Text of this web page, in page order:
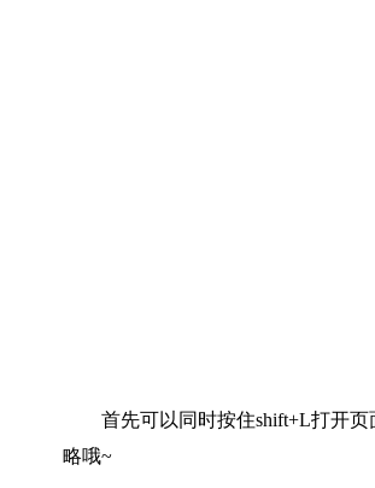
首先可以同时按住shift+L打开页
略哦~